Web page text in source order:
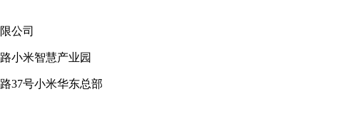
公司
小米智慧产业园
37号小米华东总部